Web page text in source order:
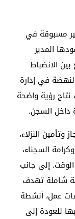
مسبوقة في
المدير
الانضباط
في إدارة
رؤية واضحة
داخل السجن.
النزلاء،
السجناء،
إلى جانب
شاملة تهدف
عمل، أنشطة
للعودة إلى